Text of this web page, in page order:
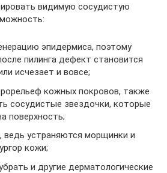
видимую сосудистую
эпидермиса, поэтому
пилинга дефект становится
исчезает и вовсе;
кожных покровов, также
сосудистые звездочки, которые
поверхность;
ведь устраняются морщинки и
кожи;
и другие дерматологические